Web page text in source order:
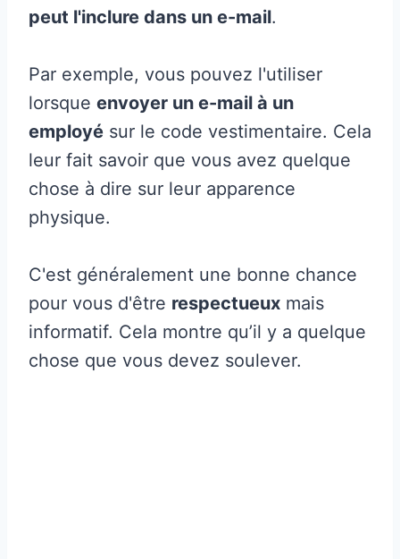
peut l'inclure dans un e-mail.
Par exemple, vous pouvez l'utiliser
lorsque envoyer un e-mail à un
employé sur le code vestimentaire. Cela
leur fait savoir que vous avez quelque
chose à dire sur leur apparence
physique.
C'est généralement une bonne chance
pour vous d'être respectueux mais
informatif. Cela montre qu’il y a quelque
chose que vous devez soulever.